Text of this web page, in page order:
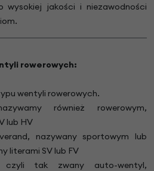
jakości i niezawodności
rowerowych:
wentyli rowerowych.
również rowerowym,
lub HV
nazywany sportowym lub
literami SV lub FV
czyli tak zwany auto-wentyl,